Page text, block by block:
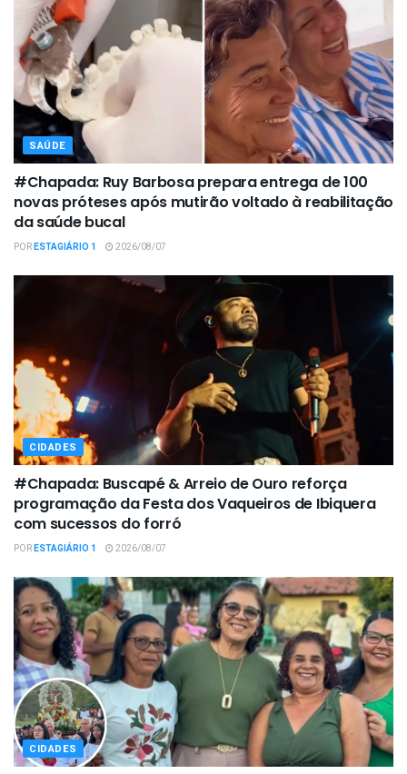
SAÚDE
#Chapada: Ruy Barbosa prepara entrega de 100
novas próteses após mutirão voltado à reabilitação
da saúde bucal
PORESTAGIÁRIO 1 2026/08/07
CIDADES
#Chapada: Buscapé & Arreio de Ouro reforça
programação da Festa dos Vaqueiros de Ibiquera
com sucessos do forró
PORESTAGIÁRIO 1 2026/08/07
CIDADES